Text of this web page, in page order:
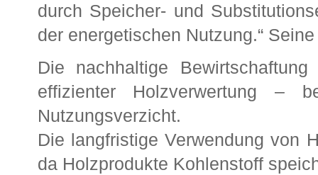
durch Speicher- und
der energetischen Nutzung.“
Die nachhaltige
effizienter Holzverwertung –
Nutzungsverzicht.
Die langfristige Verwendung von
da Holzprodukte Kohlenstoff